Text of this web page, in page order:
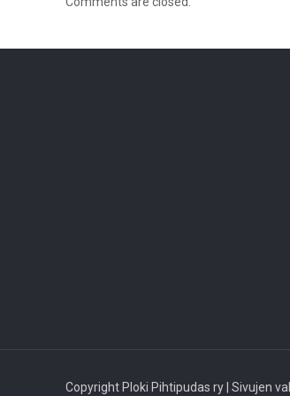
Copyright Ploki Pihtipudas ry | Sivujen